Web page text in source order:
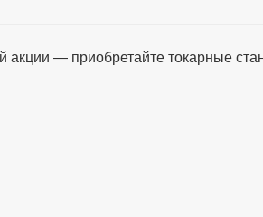
акции — приобретайте токарные